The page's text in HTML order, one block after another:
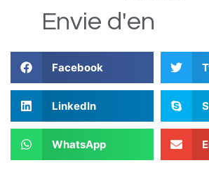
Envie d'en
Facebook
LinkedIn
WhatsApp